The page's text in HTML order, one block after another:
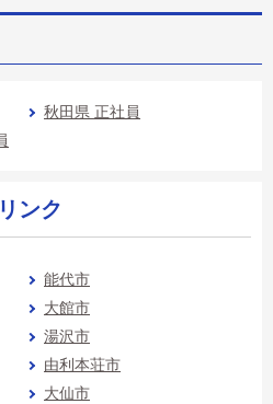
秋田県 正社員
ンク
能代市
大館市
湯沢市
由利本荘市
大仙市